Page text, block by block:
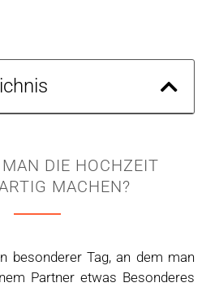
DIE HOCHZEIT
MACHEN?
besonderer Tag, an dem man
Partner etwas Besonderes